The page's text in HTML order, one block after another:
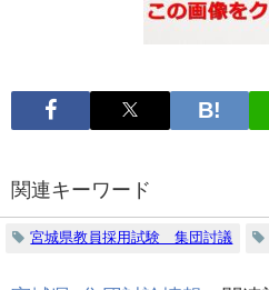
関連キーワード
宮城県教員採用試験 集団討議